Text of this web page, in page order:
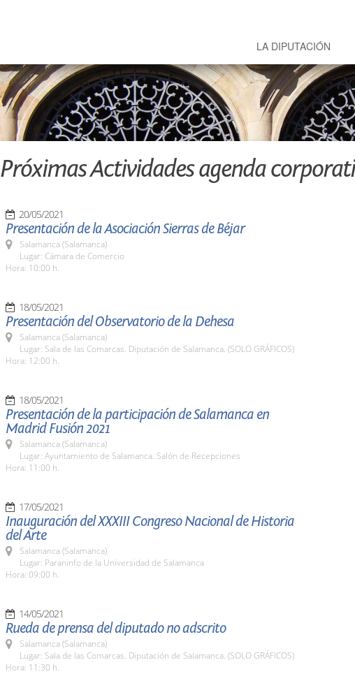
LA DIPUTACIÓN
Próximas Actividades agenda
20/05/2021
Presentación de la Asociación Sierras de Béjar
Salamanca (Salamanca)
Lugar: Cámara de Comercio
Hora: 10:00 h.
18/05/2021
Presentación del Observatorio de la Dehesa
Salamanca (Salamanca)
Lugar: Sala de las Comarcas. Diputación de Salamanca. (SOLO GRÁFICOS)
Hora: 12:00 h.
18/05/2021
Presentación de la participación de Salamanca en
Madrid Fusión 2021
Salamanca (Salamanca)
Lugar: Ayuntamiento de Salamanca. Salón de Recepciones
Hora: 11:00 h.
17/05/2021
Inauguración del XXXIII Congreso Nacional de Historia
del Arte
Salamanca (Salamanca)
Lugar: Paraninfo de la Universidad de Salamanca
Hora: 09:00 h.
14/05/2021
Rueda de prensa del diputado no adscrito
Salamanca (Salamanca)
Lugar: Sala de las Comarcas. Diputación de Salamanca. (SOLO GRÁFICOS)
Hora: 11:30 h.